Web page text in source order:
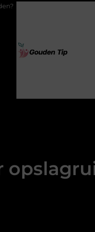
naar een nieuwe vloer